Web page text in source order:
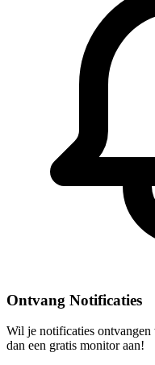
Ontvang Notificaties
Wil je notificaties
dan een gratis monitor aan!